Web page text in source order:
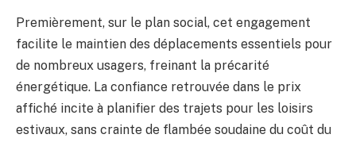
Premièrement, sur le plan social, cet engagement
facilite le maintien des déplacements essentiels pour
de nombreux usagers, freinant la précarité
énergétique. La confiance retrouvée dans le prix
affiché incite à planifier des trajets pour les loisirs
estivaux, sans crainte de flambée soudaine du coût du